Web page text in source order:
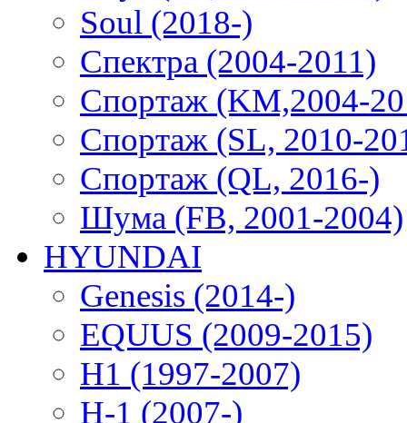
Soul (2018-)
Спектра (2004-2011)
Спортаж (KM,2004-
Спортаж (SL, 2010-
Спортаж (QL, 2016-)
Шума (FB, 2001-2004)
HYUNDAI
Genesis (2014-)
EQUUS (2009-2015)
H1 (1997-2007)
H-1 (2007-)